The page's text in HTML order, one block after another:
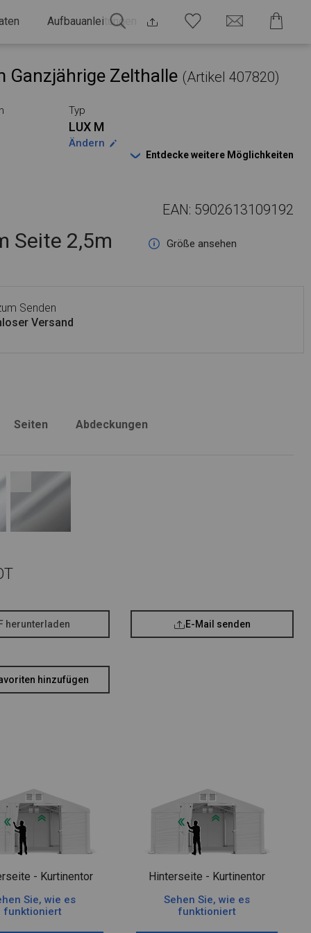
Aufbauanleitungen
Ganzjährige Zelthalle (Artikel 407820)
Typ
LUX M
Ändern
Entdecke weitere Möglichkeiten
EAN: 5902613109192
Seite 2,5m
Größe ansehen
Senden
Versand
Seiten Abdeckungen
herunterladen E-Mail senden
hinzufügen
- Kurtinentor
Sie, wie es
funktioniert
Hinterseite - Kurtinentor
Sehen Sie, wie es
funktioniert